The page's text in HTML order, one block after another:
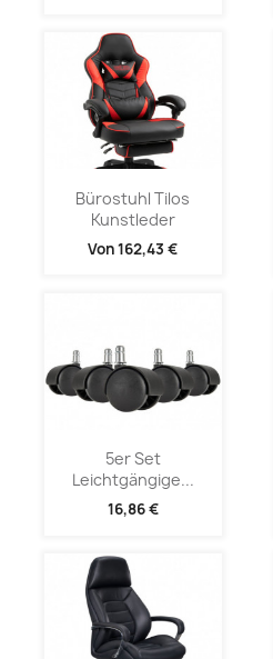
Bürostuhl Tilos
Kunstleder
Von162,43 €
5er Set
Leichtgängige...
16,86 €